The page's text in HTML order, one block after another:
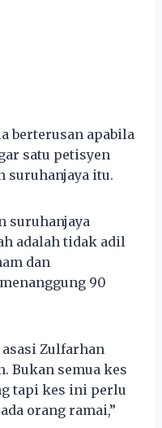
berterusan apabila
satu petisyen
suruhanjaya itu.
suruhanjaya
adalah tidak adil
dan
90
asasi Zulfarhan
Bukan semua kes
tapi kes ini perlu
orang ramai,”